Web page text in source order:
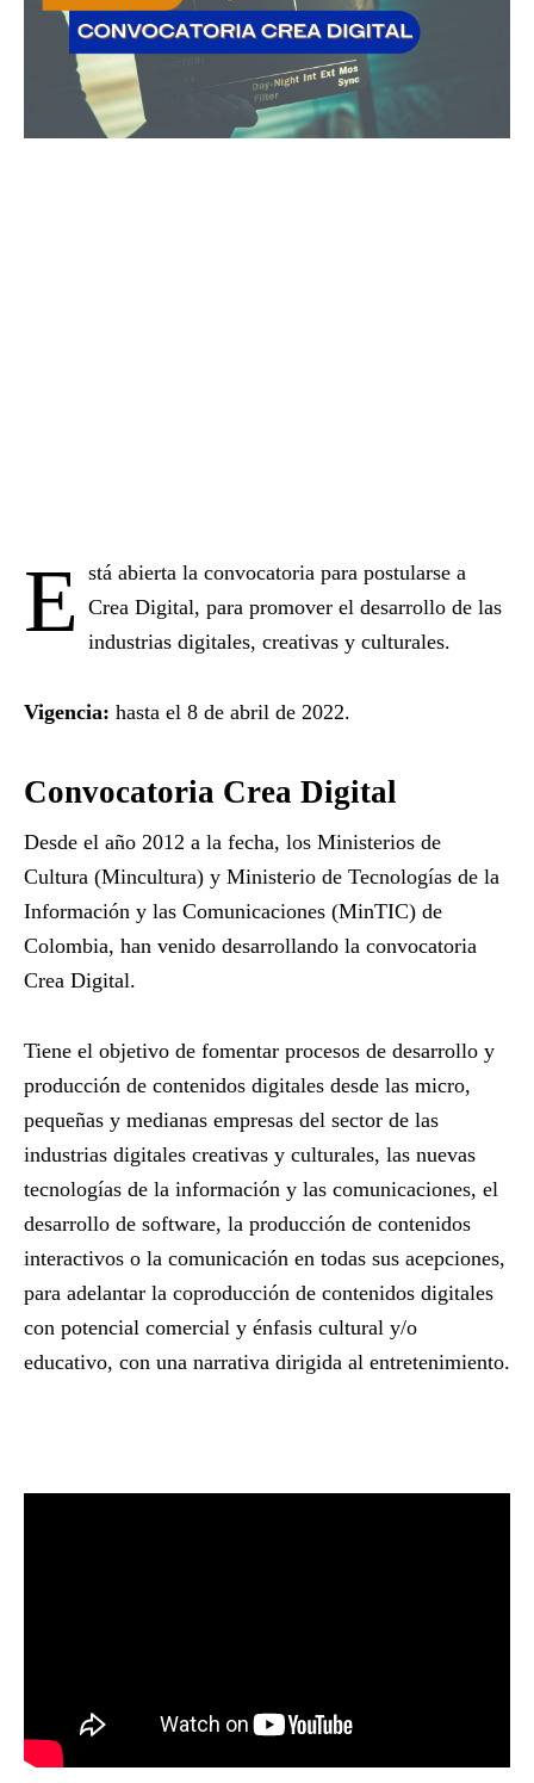
E stá abierta la convocatoria para postularse a
Crea Digital, para promover el desarrollo de las
industrias digitales, creativas y culturales.
Vigencia: hasta el 8 de abril de 2022.
Convocatoria Crea Digital
Desde el año 2012 a la fecha, los Ministerios de
Cultura (Mincultura) y Ministerio de Tecnologías de la
Información y las Comunicaciones (MinTIC) de
Colombia, han venido desarrollando la convocatoria
Crea Digital.
Tiene el objetivo de fomentar procesos de desarrollo y
producción de contenidos digitales desde las micro,
pequeñas y medianas empresas del sector de las
industrias digitales creativas y culturales, las nuevas
tecnologías de la información y las comunicaciones, el
desarrollo de software, la producción de contenidos
interactivos o la comunicación en todas sus acepciones,
para adelantar la coproducción de contenidos digitales
con potencial comercial y énfasis cultural y/o
educativo, con una narrativa dirigida al entretenimiento.